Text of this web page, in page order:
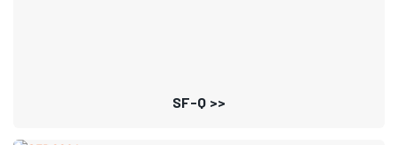
SF-Q >>